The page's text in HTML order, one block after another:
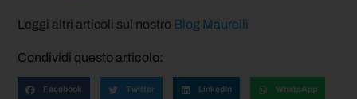
Leggi altri articoli sul nostro Blog Maurelli
Condividi questo articolo:
Facebook Twitter LinkedIn WhatsApp